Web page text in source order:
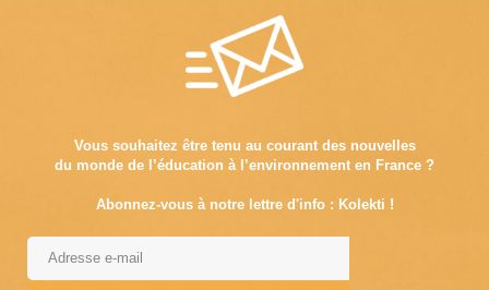
Vous souhaitez être tenu au courant des nouvelles
du monde de l’éducation à l’environnement en France ?
Abonnez-vous à notre lettre d'info : Kolekti !